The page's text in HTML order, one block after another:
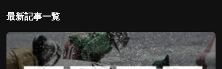
最新記事一覧